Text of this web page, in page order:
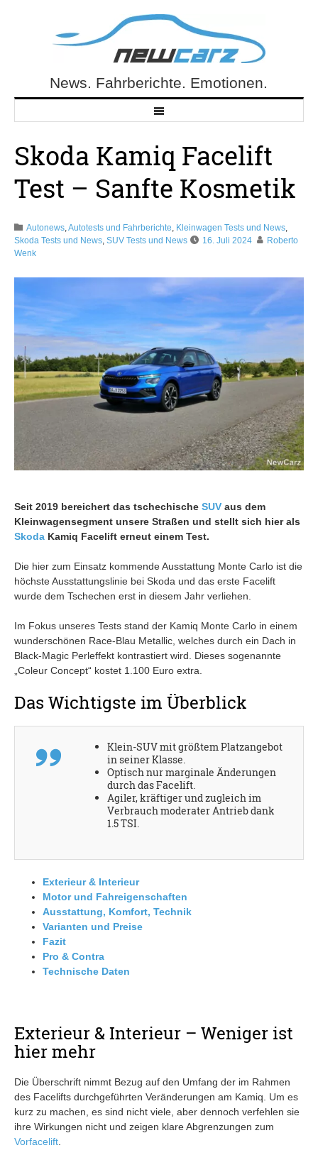
NewCarz.deNews. Fahrberichte. Emotionen.
Skoda Kamiq Facelift
Test – Sanfte Kosmetik
Autonews,Autotests und Fahrberichte, Kleinwagen Tests und News,
Skoda Tests und News, SUV Tests und News 16. Juli 2024
Roberto
Wenk
Seit 2019 bereichert das tschechische SUV aus dem
Kleinwagensegment unsere Straßen und stellt sich hier als
Skoda Kamiq Facelift erneut einem Test.
Die hier zum Einsatz kommende Ausstattung Monte Carlo ist die
höchste Ausstattungslinie bei Skoda und das erste Facelift
wurde dem Tschechen erst in diesem Jahr verliehen.
Im Fokus unseres Tests stand der Kamiq Monte Carlo in einem
wunderschönen Race-Blau Metallic, welches durch ein Dach in
Black-Magic Perleffekt kontrastiert wird. Dieses sogenannte
„Coleur Concept“ kostet 1.100 Euro extra.
Das Wichtigste im Überblick
Klein-SUV mit größtem Platzangebot
in seiner Klasse.
Optisch nur marginale Änderungen
durch das Facelift.
Agiler, kräftiger und zugleich im
Verbrauch moderater Antrieb dank
1.5 TSI.
Exterieur & Interieur
Motor und Fahreigenschaften
Ausstattung, Komfort, Technik
Varianten und Preise
Fazit
Pro & Contra
Technische Daten
Exterieur & Interieur – Weniger ist
hier mehr
Die Überschrift nimmt Bezug auf den Umfang der im Rahmen
des Facelifts durchgeführten Veränderungen am Kamiq. Um es
kurz zu machen, es sind nicht viele, aber dennoch verfehlen sie
ihre Wirkungen nicht und zeigen klare Abgrenzungen zum
Vorfacelift